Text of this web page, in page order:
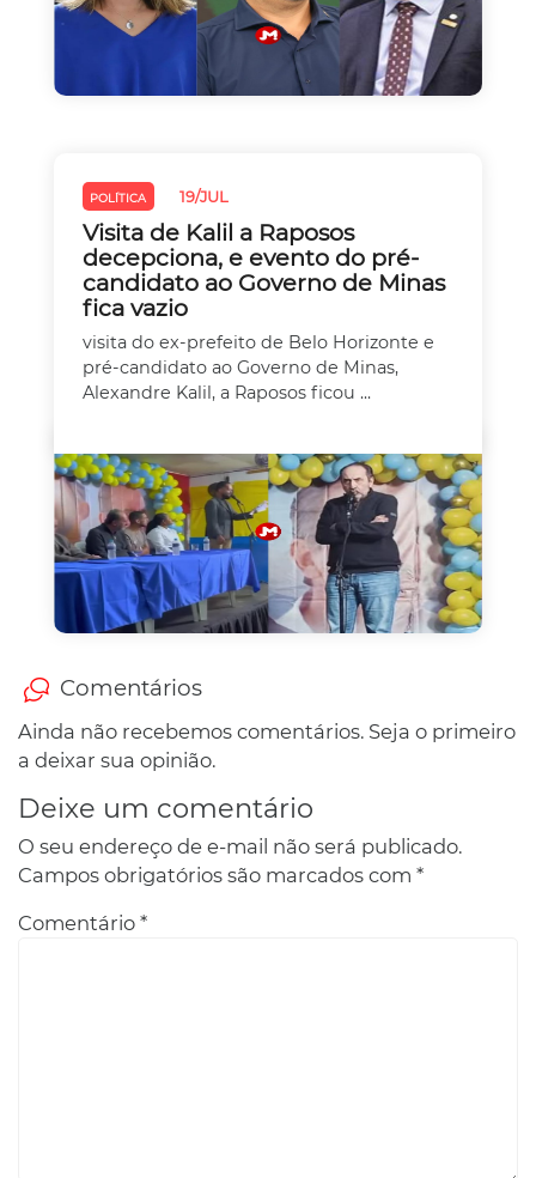
POLÍTICA 19/JUL
Visita de Kalil a Raposos
decepciona, e evento do pré-
candidato ao Governo de Minas
fica vazio
visita do ex-prefeito de Belo Horizonte e
pré-candidato ao Governo de Minas,
Alexandre Kalil, a Raposos ficou ...
Comentários
Ainda não recebemos comentários. Seja o primeiro
a deixar sua opinião.
Deixe um comentário
O seu endereço de e-mail não será publicado.
Campos obrigatórios são marcados com *
Comentário *